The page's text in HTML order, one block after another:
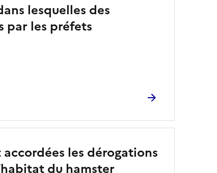
lesquelles des
par les préfets
les dérogations
du hamster